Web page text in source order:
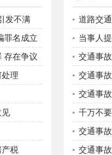
发不满
罪名成立
存在争议
理
见
产税
道路交
当事人
交通事
交通事
交通事
千万不
交通事
交通事